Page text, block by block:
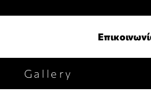
Gallery